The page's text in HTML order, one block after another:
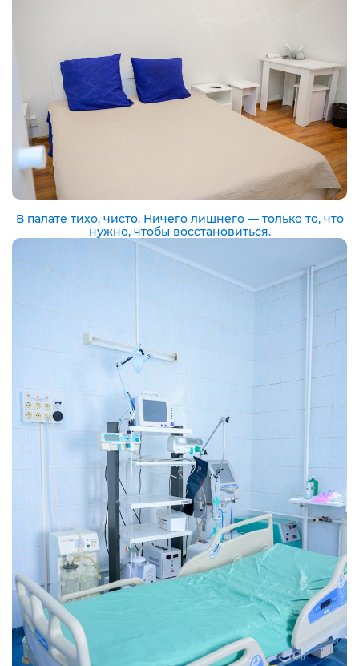
В палате тихо, чисто. Ничего лишнего — только то, что
нужно, чтобы восстановиться.